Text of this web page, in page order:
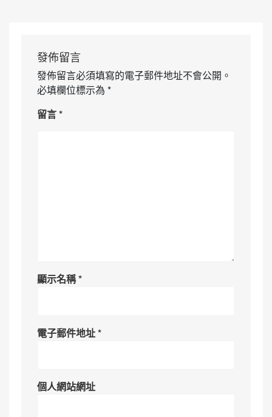
發佈留言
發佈留言必須填寫的電子郵件地址不會公開。
必填欄位標示為 *
留言*
顯示名稱*
電子郵件地址*
個人網站網址